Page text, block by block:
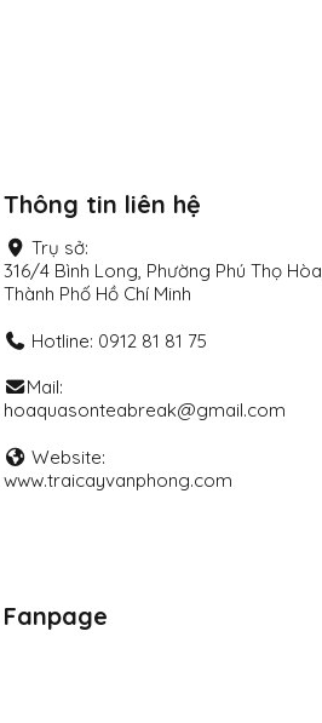
Thông tin liên hệ
Trụ sở:
316/4 Bình Long, Phường Phú Thọ Hòa,
Thành Phố Hồ Chí Minh
Hotline: 0912 81 81 75
Mail:
hoaquasonteabreak@gmail.com
Website:
www.traicayvanphong.com
Fanpage